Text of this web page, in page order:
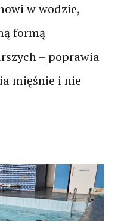
w wodzie,
formą
– poprawia
mięśnie i nie